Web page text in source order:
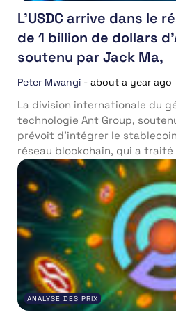
L’USDC arrive dans le
de 1 billion de dollars
soutenu par Jack Ma,
Peter Mwangi - about a year ago
La division internationale du
technologie Ant Group,
prévoit d’intégrer le
réseau blockchain, qui a traité
ANALYSE DES PRIX